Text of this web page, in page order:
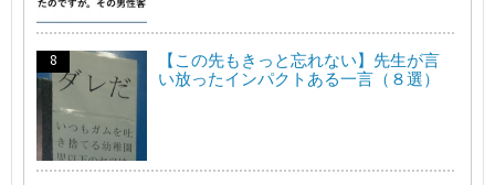
【この先もきっと忘れない】先生が言
い放ったインパクトある一言（８選）